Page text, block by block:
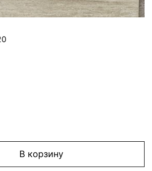
В корзину